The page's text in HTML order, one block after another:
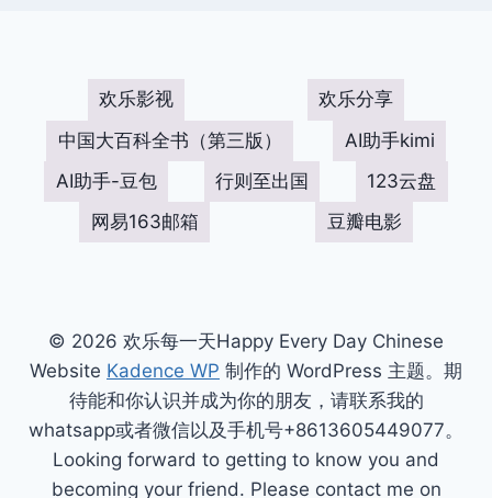
欢乐影视
欢乐分享
中国大百科全书（第三版）
AI助手kimi
AI助手-豆包
行则至出国
123云盘
网易163邮箱
豆瓣电影
© 2026 欢乐每一天Happy Every Day Chinese
Website Kadence WP 制作的 WordPress 主题。期
待能和你认识并成为你的朋友，请联系我的
whatsapp或者微信以及手机号+8613605449077。
Looking forward to getting to know you and
becoming your friend. Please contact me on